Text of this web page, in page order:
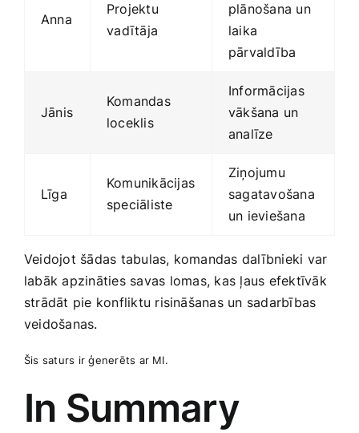
Anna
Projektu
⁤vadītāja
plānošana un
‍laika
pārvaldība
Jānis
Komandas
loceklis
Informācijas
vākšana un
analīze
Līga
Komunikācijas‍
speciāliste
Ziņojumu
sagatavošana
un ieviešana
Veidojot ‌šādas tabulas, ‍komandas dalībnieki var
labāk apzināties savas ⁢lomas, kas ļaus efektīvāk
strādāt pie konfliktu risināšanas un sadarbības
veidošanas.
Šis saturs ir ģenerēts‍ ar MI.
In Summary